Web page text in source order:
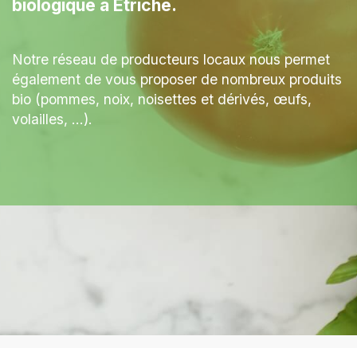
biologique à Etriché.
Notre réseau de producteurs locaux nous permet
également de vous proposer de nombreux produits
bio (pommes, noix, noisettes et dérivés, œufs,
volailles, …).